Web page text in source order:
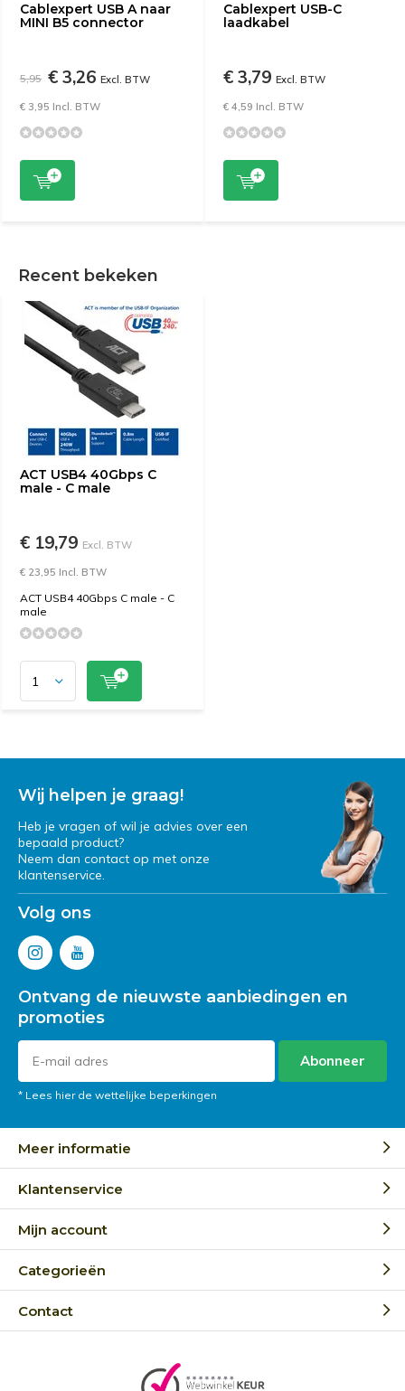
Cablexpert USB A naar
MINI B5 connector
5,95 € 3,26 Excl. BTW
€ 3,95 Incl. BTW
Cablexpert USB-C
laadkabel
€ 3,79 Excl. BTW
€ 4,59 Incl. BTW
Recent bekeken
ACT USB4 40Gbps C
male - C male
€ 19,79 Excl. BTW
€ 23,95 Incl. BTW
ACT USB4 40Gbps C male - C
male
Wij helpen je graag!
Heb je vragen of wil je advies over een
bepaald product?
Neem dan contact op met onze
klantenservice.
Volg ons
Ontvang de nieuwste aanbiedingen en
promoties
Abonneer
* Lees hier de wettelijke beperkingen
Meer informatie
Klantenservice
Mijn account
Categorieën
Contact